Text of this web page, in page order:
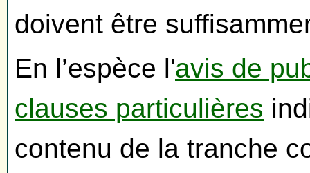
doivent être
En l’espèce l'avis de
clauses particulières
contenu de la tranche